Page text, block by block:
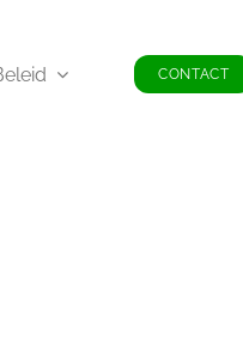
CONTACT